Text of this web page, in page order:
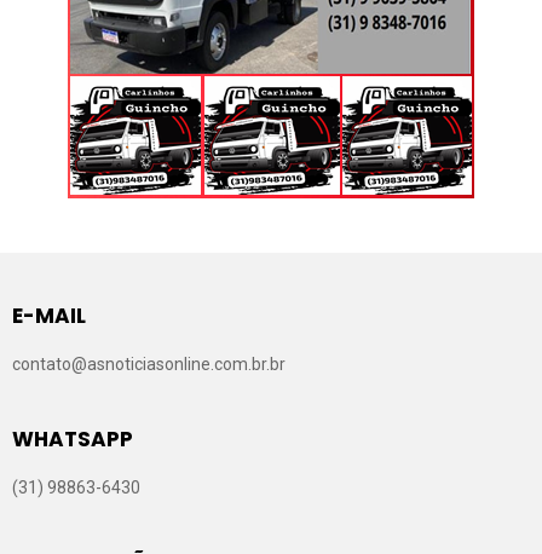
E-MAIL
contato@asnoticiasonline.com.br.br
WHATSAPP
(31) 98863-6430